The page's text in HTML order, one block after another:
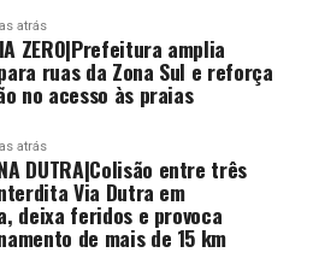
atrás
ZERO|Prefeitura amplia
ruas da Zona Sul e reforça
no acesso às praias
atrás
NA DUTRA|Colisão entre três
Via Dutra em
deixa feridos e provoca
de mais de 15 km